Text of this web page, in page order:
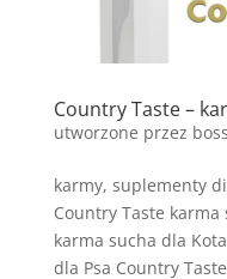
Country Taste –
utworzone przez boss
karmy, suplementy
Country Taste karma
karma sucha dla
dla Psa Country